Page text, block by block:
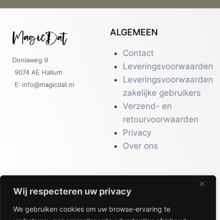
Wij respecteren uw privacy
We gebruiken cookies om uw browse-ervaring te
Doniaweg 9
9074 AE Hallum
E: info@magicdat.nl
ALGEMEEN
Contact
Leveringsvoorwaarden
Leveringsvoorwaarden
zakelijke gebruikers
Verzend- en
retourvoorwaarden
Privacy
Over ons
CATALOGI
Workwear &